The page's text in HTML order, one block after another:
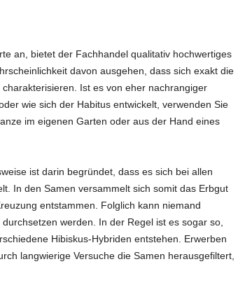
an, bietet der Fachhandel qualitativ hochwertiges
davon ausgehen, dass sich exakt die
Ist es von eher nachrangiger
wie sich der Habitus entwickelt, verwenden Sie
im eigenen Garten oder aus der Hand eines
ist darin begründet, dass es sich bei allen
In den Samen versammelt sich somit das Erbgut
entstammen. Folglich kann niemand
werden. In der Regel ist es sogar so,
Hibiskus-Hybriden entstehen. Erwerben
langwierige Versuche die Samen herausgefiltert,